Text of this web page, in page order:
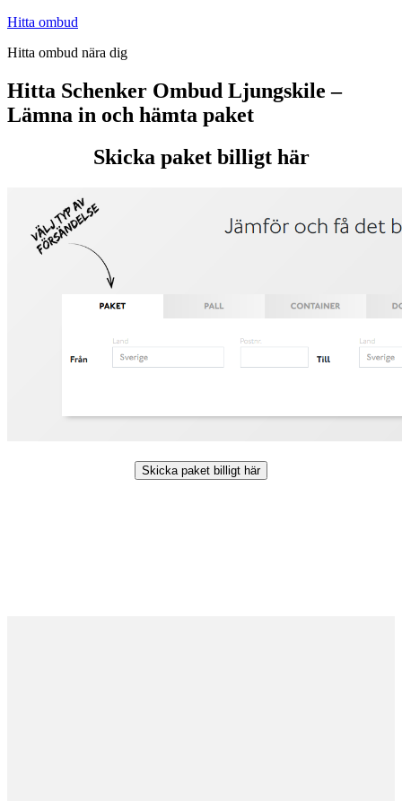
Hoppa
innehåll
Hitta ombud
Hitta ombud nära dig
Hitta Schenker Ombud Ljungskile –
Lämna in och hämta paket
Skicka paket billigt här
Skicka paket billigt här